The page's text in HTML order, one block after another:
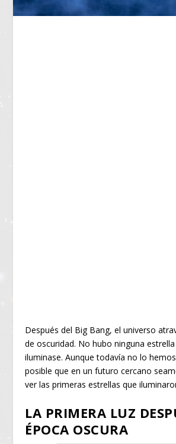
Después del Big Bang, el universo
de oscuridad. No hubo ninguna
iluminase. Aunque todavía no lo
posible que en un futuro cercano
ver las primeras estrellas que
LA PRIMERA LUZ
ÉPOCA OSCURA